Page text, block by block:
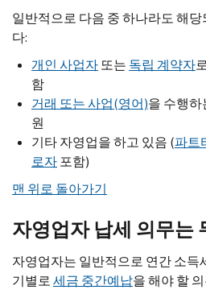
일반적으로 다음 중 하나라도 해
다:
개인 사업자또는 독립 계약자
함
거래 또는 사업(영어)을 수행하
원
기타 자영업을 하고 있음 (파트
로자포함)
맨 위로 돌아가기
자영업자 납세 의무는
자영업자는 일반적으로 연간 소득
기별로세금 중간예납을 해야 할